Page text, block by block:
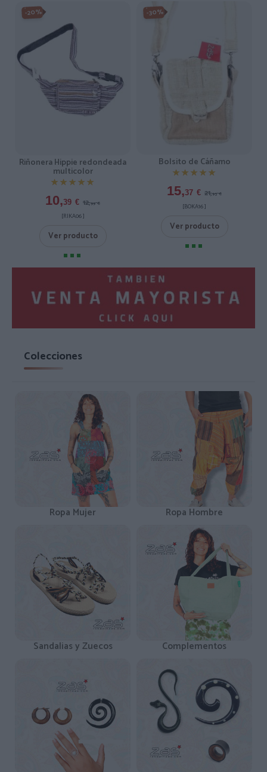
-20%
Riñonera Hippie redondeada
multicolor
★★★★★
★★★★★
10,39 € 12,99 €
[RIKA06 ]
Ver producto
-30%
Bolsito de Cáñamo
★★★★★
★★★★★
15,37 € 21,95 €
[BOKA16 ]
Ver producto
Colecciones
Ropa Mujer Ropa Hombre
Sandalias y Zuecos Complementos